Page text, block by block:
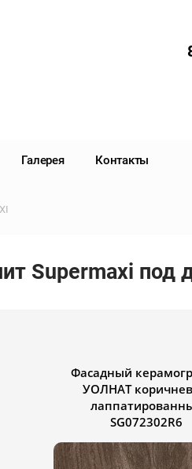
Галерея Контакты
Supermaxi под
Фасадный
УОЛНАТ
SG072302R6